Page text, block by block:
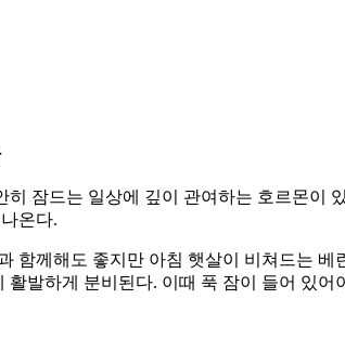
잠드는 일상에 깊이 관여하는 호르몬
온다.
함께해도 좋지만 아침 햇살이 비쳐드는
발하게 분비된다. 이때 푹 잠이 들어 있어